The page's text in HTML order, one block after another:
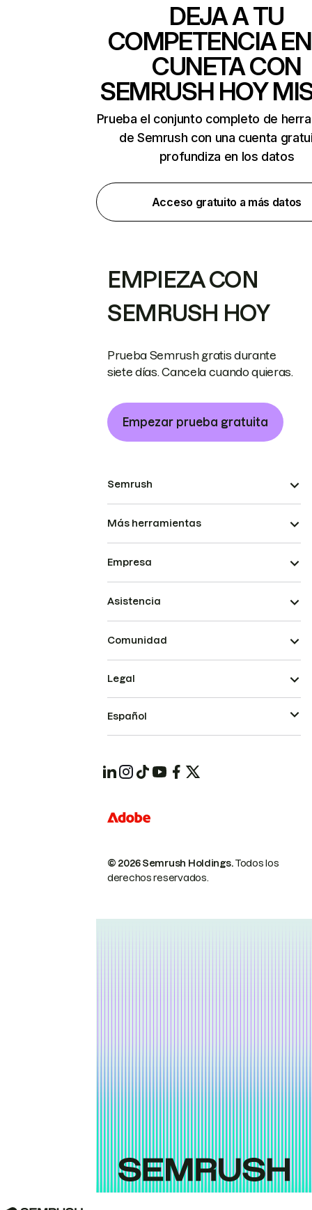
DEJA A TU
COMPETENCIA
CUNETA CON
SEMRUSH HOY
Prueba el conjunto completo de
de Semrush con una cuenta
profundiza en los datos
Acceso gratuito a más datos
EMPIEZA CON
SEMRUSH HOY
Prueba Semrush gratis durante
siete días. Cancela cuando quieras.
Empezar prueba gratuita
Semrush
Más herramientas
Empresa
Asistencia
Comunidad
© 2026 Semrush Holdings.Todos los
derechos reservados.
Legal
Español